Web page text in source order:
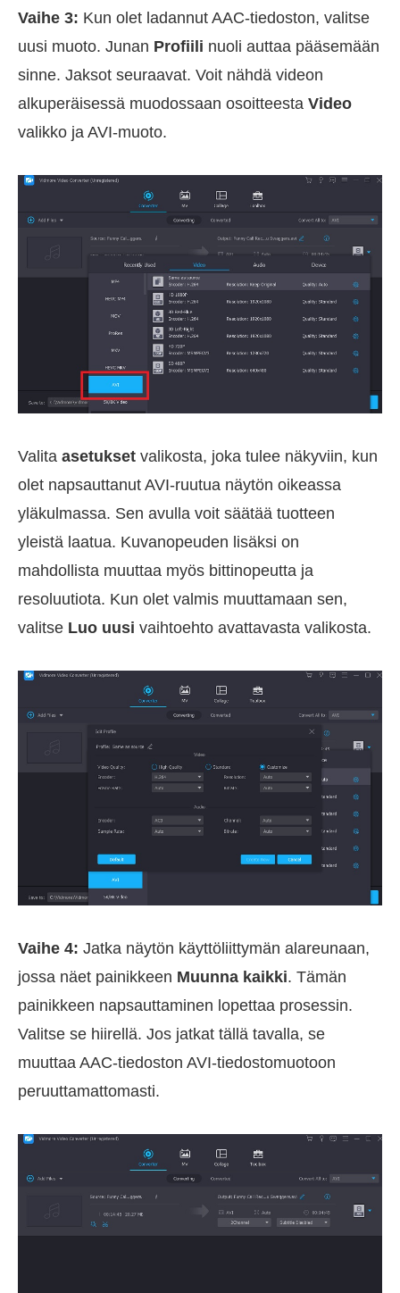
Vaihe 3: Kun olet ladannut AAC-tiedoston, valitse
uusi muoto. Junan Profiili nuoli auttaa pääsemään
sinne. Jaksot seuraavat. Voit nähdä videon
alkuperäisessä muodossaan osoitteesta Video
valikko ja AVI-muoto.
Valita asetukset valikosta, joka tulee näkyviin, kun
olet napsauttanut AVI-ruutua näytön oikeassa
yläkulmassa. Sen avulla voit säätää tuotteen
yleistä laatua. Kuvanopeuden lisäksi on
mahdollista muuttaa myös bittinopeutta ja
resoluutiota. Kun olet valmis muuttamaan sen,
valitse Luo uusi vaihtoehto avattavasta valikosta.
Vaihe 4: Jatka näytön käyttöliittymän alareunaan,
jossa näet painikkeen Muunna kaikki. Tämän
painikkeen napsauttaminen lopettaa prosessin.
Valitse se hiirellä. Jos jatkat tällä tavalla, se
muuttaa AAC-tiedoston AVI-tiedostomuotoon
peruuttamattomasti.